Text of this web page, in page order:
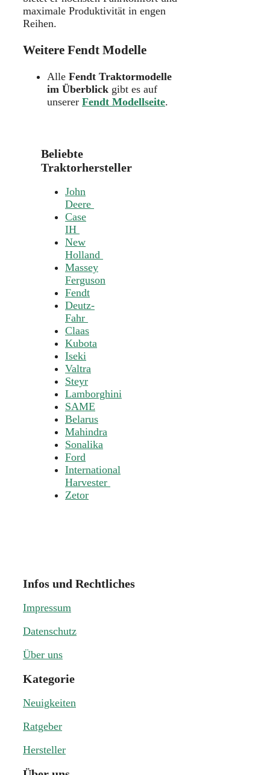
maximale Produktivität in engen
Reihen.
Weitere Fendt Modelle
Alle Fendt Traktormodelle
im Überblick gibt es auf
unserer Fendt Modellseite.
Beliebte
Traktorhersteller
John
Deere
Case
IH
New
Holland
Massey
Ferguson
Fendt
Deutz-
Fahr
Claas
Kubota
Iseki
Valtra
Steyr
Lamborghini
SAME
Belarus
Mahindra
Sonalika
Ford
International
Harvester
Zetor
Infos und Rechtliches
Impressum
Datenschutz
Über uns
Kategorie
Neuigkeiten
Ratgeber
Hersteller